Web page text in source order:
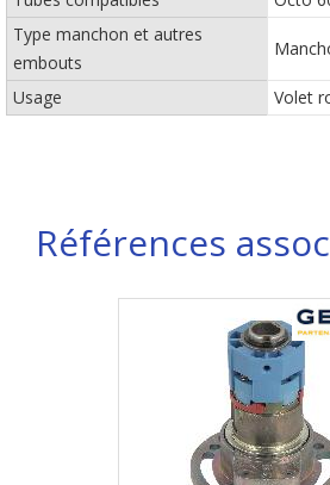
Type manchon et autres
embouts
Usage Volet
Références